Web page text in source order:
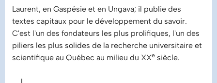
Laurent, en Gaspésie et en Ungava; il publie des
textes capitaux pour le développement du savoir.
C'est l'un des fondateurs les plus prolifiques, l'un des
piliers les plus solides de la recherche universitaire et
scientifique au Québec au milieu du XXe siècle.